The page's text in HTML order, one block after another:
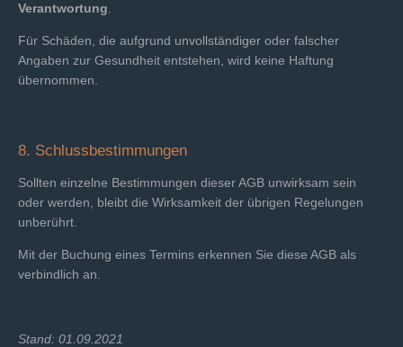
Verantwortung
Für Schäden, die aufgrund unvollständiger oder falscher
Angaben zur Gesundheit entstehen, wird keine Haftung
übernommen.
8. Schlussbestimmungen
Sollten einzelne Bestimmungen dieser AGB unwirksam sein
oder werden, bleibt die Wirksamkeit der übrigen Regelungen
unberührt.
Mit der Buchung eines Termins erkennen Sie diese AGB als
verbindlich an.
Stand: 01.09.2021